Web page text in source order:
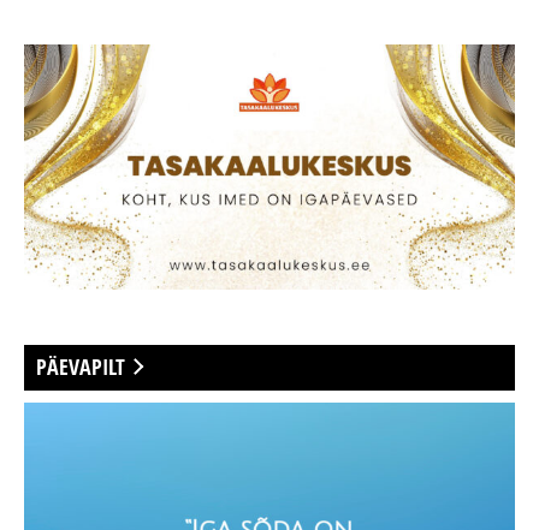
PÄEVAPILT